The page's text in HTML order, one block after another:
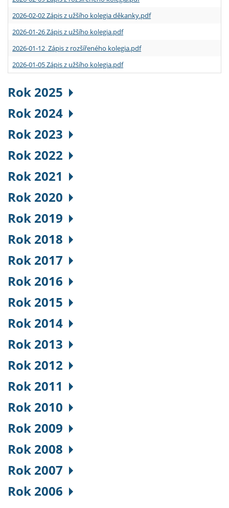
2026-02-02 Zápis z užšího kolegia děkanky.pdf
2026-01-26 Zápis z užšího kolegia.pdf
2026-01-12 Zápis z rozšířeného kolegia.pdf
2026-01-05 Zápis z užšího kolegia.pdf
Rok 2025
Rok 2024
Rok 2023
Rok 2022
Rok 2021
Rok 2020
Rok 2019
Rok 2018
Rok 2017
Rok 2016
Rok 2015
Rok 2014
Rok 2013
Rok 2012
Rok 2011
Rok 2010
Rok 2009
Rok 2008
Rok 2007
Rok 2006